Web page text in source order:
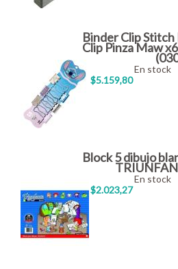
Binder Clip
Clip Pinza Maw
$5.159,80
En stock
Block 5 dibujo
$2.023,27
En stock